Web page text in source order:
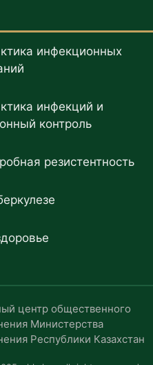
инфекционных
инфекций и
контроль
резистентность
центр общественного
Министерства
Республики Казахстан